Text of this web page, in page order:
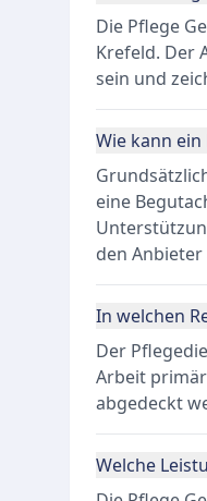
Die Pflege
Krefeld. Der
sein und
Wie kann
eine
den
In welchen
Der
Arbeit
abgedeckt
Welche